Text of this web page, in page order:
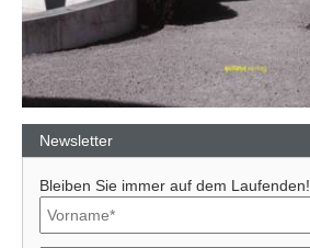
Newsletter
Bleiben Sie immer auf dem Laufenden!